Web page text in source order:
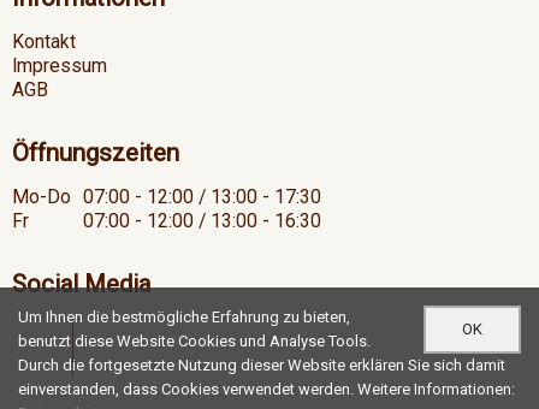
Kontakt
Impressum
AGB
Öffnungszeiten
Mo-Do
07:00 - 12:00 / 13:00 - 17:30
Fr
07:00 - 12:00 / 13:00 - 16:30
Social Media
OK
Um Ihnen die bestmögliche Erfahrung zu bieten,
benutzt diese Website Cookies und Analyse Tools.
Durch die fortgesetzte Nutzung dieser Website erklären Sie sich damit
einverstanden, dass Cookies verwendet werden. Weitere Informationen: